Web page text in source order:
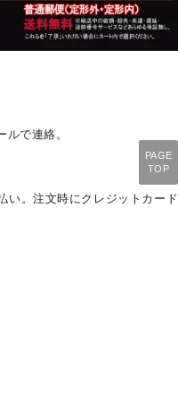
で連絡。
い。注文時にクレジットカード
PAGE
TOP